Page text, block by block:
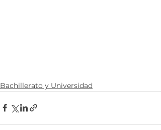
Bachillerato y Universidad